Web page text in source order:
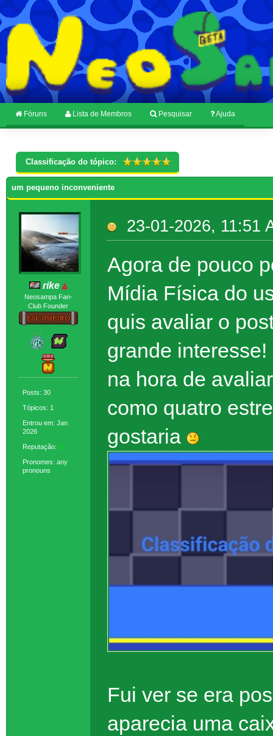
Fóruns Lista de Membros Pesquisar Ajuda
Classificação do tópico:
um pequeno inconveniente
rike
Neosampa Fan-
Club Founder
Posts: 30
Tópicos: 1
Entrou em: Jan
2026
Reputação: 3
Pronomes: any
pronouns
23-01-2026, 11:51
Agora de pouco
Mídia Física do
quis avaliar o
grande
na hora de
como quatro
gostaria
Fui ver se era
aparecia uma